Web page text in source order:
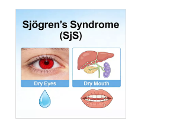
Merkmale des Sjögren-Syndroms,
Tränen- und
Autoantikörperproduktion und
Dysfunktion.